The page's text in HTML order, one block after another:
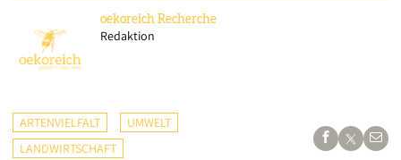
oekoreich Recherche
Redaktion
ARTENVIELFALT
UMWELT
LANDWIRTSCHAFT